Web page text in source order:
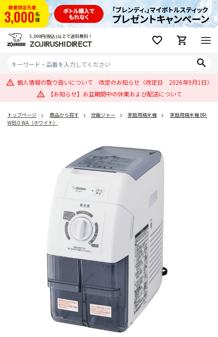
5,000円(税込)以上で送料無料！
ZOJIRUSHI DIRECT
個人情報の取り扱いについて 改定のお知らせ（改定日 2026年9月1日）
【お知らせ】お盆期間中の休業および配送について
トップページ 商品から探す 炊飯ジャー 家庭用精米機
家庭用精米機 BR-
WB10 WA（ホワイト）